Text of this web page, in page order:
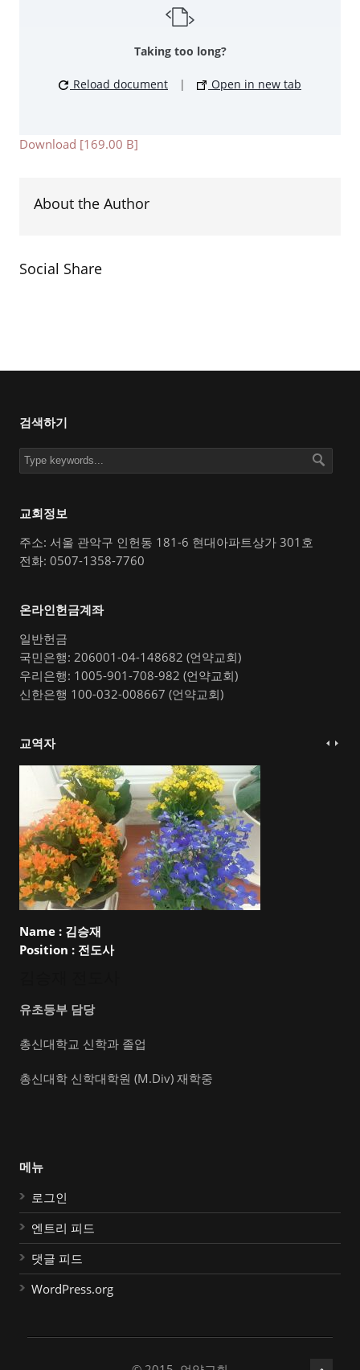
Taking too long?
Reload document | Open in new tab
Download [169.00 B]
About the Author
Social Share
검색하기
교회정보
주소: 서울 관악구 인헌동 181-6 현대아파트상가 301호
전화: 0507-1358-7760
온라인헌금계좌
일반헌금
국민은행: 206001-04-148682 (언약교회)
우리은행: 1005-901-708-982 (언약교회)
신한은행 100-032-008667 (언약교회)
교역자
Name : 김승재
Position : 전도사
유초등부 담당
총신대학교 신학과 졸업
총신대학 신학대학원 (M.Div) 재학중
메뉴
로그인
엔트리 피드
댓글 피드
WordPress.org